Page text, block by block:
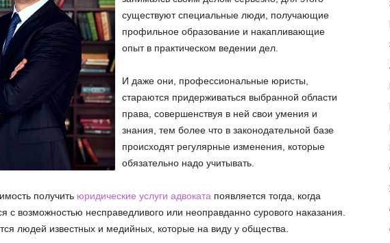
существуют специальные люди, получающие
профильное образование и накапливающие
опыт в практическом ведении дел.
И даже они, профессиональные юристы,
стараются придерживаться выбранной области
права, совершенствуя в ней свои умения и
знания, тем более что в законодательной базе
происходят регулярные изменения, которые
обязательно надо учитывать.
получить юридические услуги адвоката появляется тогда, когда
с возможностью несправедливого или неоправданно сурового наказания.
людей известных и медийных, которые на виду у общества.